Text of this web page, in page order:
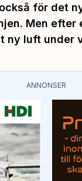
för det
Men efter
ny luft under
ANNONSER